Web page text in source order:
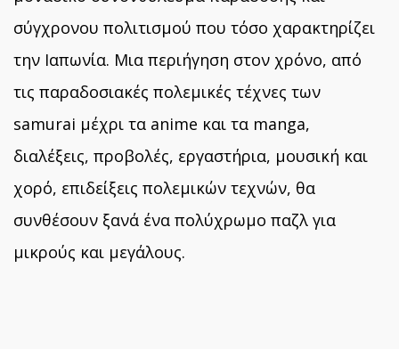
σύγχρονου πολιτισμού που τόσο χαρακτηρίζει
την Ιαπωνία. Μια περιήγηση στον χρόνο, από
τις παραδοσιακές πολεμικές τέχνες των
samurai μέχρι τα anime και τα manga,
διαλέξεις, προβολές, εργαστήρια, μουσική και
χορό, επιδείξεις πολεμικών τεχνών, θα
συνθέσουν ξανά ένα πολύχρωμο παζλ για
μικρούς και μεγάλους.